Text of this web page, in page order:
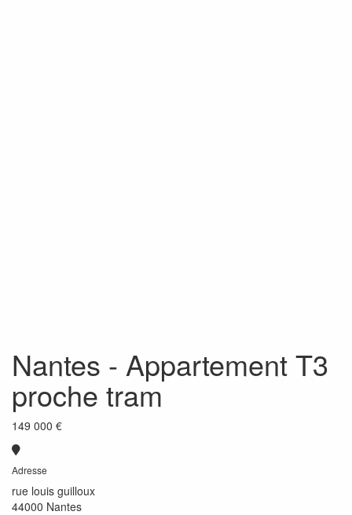
Nantes - Appartement T3
proche tram
149 000 €
Adresse
rue louis guilloux
44000 Nantes